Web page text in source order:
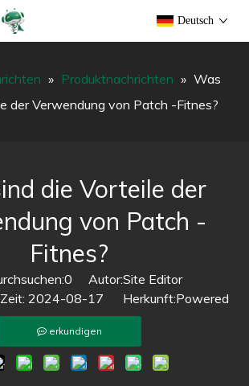
Deutsch
» Produktnachrichten » Was
der Verwendung von Patch -Fitnes?
die Vorteile der
von Patch -
Fitnes?
0 Autor:Site Editor
Zeit: 2024-08-17 Herkunft:Powered
erkundigen